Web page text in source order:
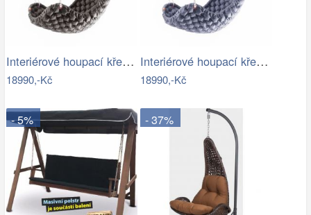
Interiérové houpací křeslo Swingy In…
18990,-Kč
Interiérové houpací křeslo Swingy In…
18990,-Kč
- 5% - 37%